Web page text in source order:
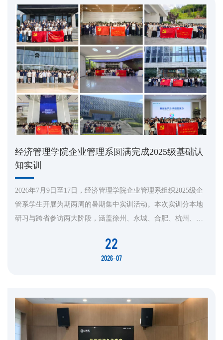
经济管理学院企业管理系圆满完成2025级基础认
知实训
2026年7月9日至17日，经济管理学院企业管理系组织2025级企
管系学生开展为期两周的暑期集中实训活动。本次实训分本地
研习与跨省参访两大阶段，涵盖徐州、永城、合肥、杭州、嘉
练，强化学生专业认知，明晰职业发展方向。本次实训行程覆
盖智能制造、能源化工、人工智能、新媒体运营、智能厨电、
22
2026-07